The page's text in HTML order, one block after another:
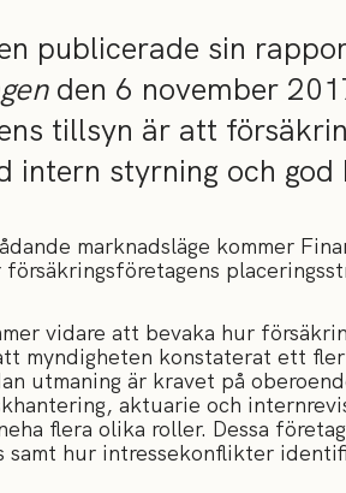
publicerade sin
den 6 november
tillsyn är att
intern styrning och
marknadsläge kommer
vidare att bevaka hur
myndigheten konstaterat ett
utmaning är kravet på
aktuarie och
flera olika roller. Dessa
hur intressekonflikter